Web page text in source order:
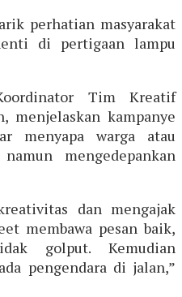
perhatian masyarakat
di pertigaan lampu
Tim Kreatif
menjelaskan kampanye
menyapa warga atau
mengedepankan
dan mengajak
membawa pesan baik,
golput. Kemudian
pengendara di jalan,”